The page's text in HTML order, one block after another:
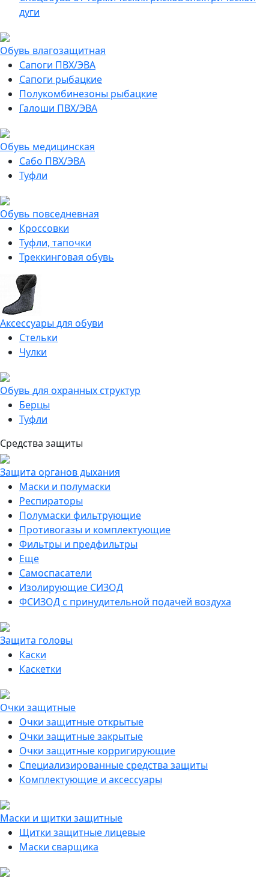
дуги
Обувь влагозащитная
Сапоги ПВХ/ЭВА
Сапоги рыбацкие
Полукомбинезоны рыбацкие
Галоши ПВХ/ЭВА
Обувь медицинская
Сабо ПВХ/ЭВА
Туфли
Обувь повседневная
Кроссовки
Туфли, тапочки
Треккинговая обувь
Аксессуары для обуви
Стельки
Чулки
Обувь для охранных структур
Берцы
Туфли
Средства защиты
Защита органов дыхания
Маски и полумаски
Респираторы
Полумаски фильтрующие
Противогазы и комплектующие
Фильтры и предфильтры
Еще
Самоспасатели
Изолирующие СИЗОД
ФСИЗОД с принудительной подачей воздуха
Защита головы
Каски
Каскетки
Очки защитные
Очки защитные открытые
Очки защитные закрытые
Очки защитные корригирующие
Специализированные средства защиты
Комплектующие и аксессуары
Маски и щитки защитные
Щитки защитные лицевые
Маски сварщика